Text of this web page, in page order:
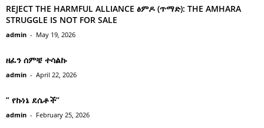
REJECT THE HARMFUL ALLIANCE ፅምዶ (ጥማድ): THE AMHARA
STRUGGLE IS NOT FOR SALE
admin - May 19, 2026
ዘፈን ሰምቼ ተሳልኩ
admin - April 22, 2026
” የኩነኔ ደሴቶች’’
admin - February 25, 2026